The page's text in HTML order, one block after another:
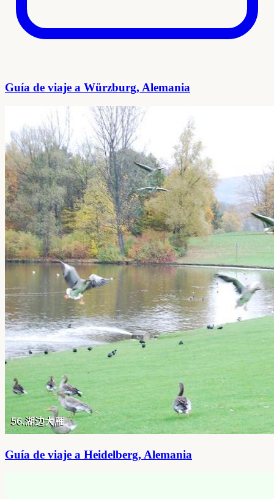
Guía de viaje a Würzburg, Alemania
Guía de viaje a Heidelberg, Alemania